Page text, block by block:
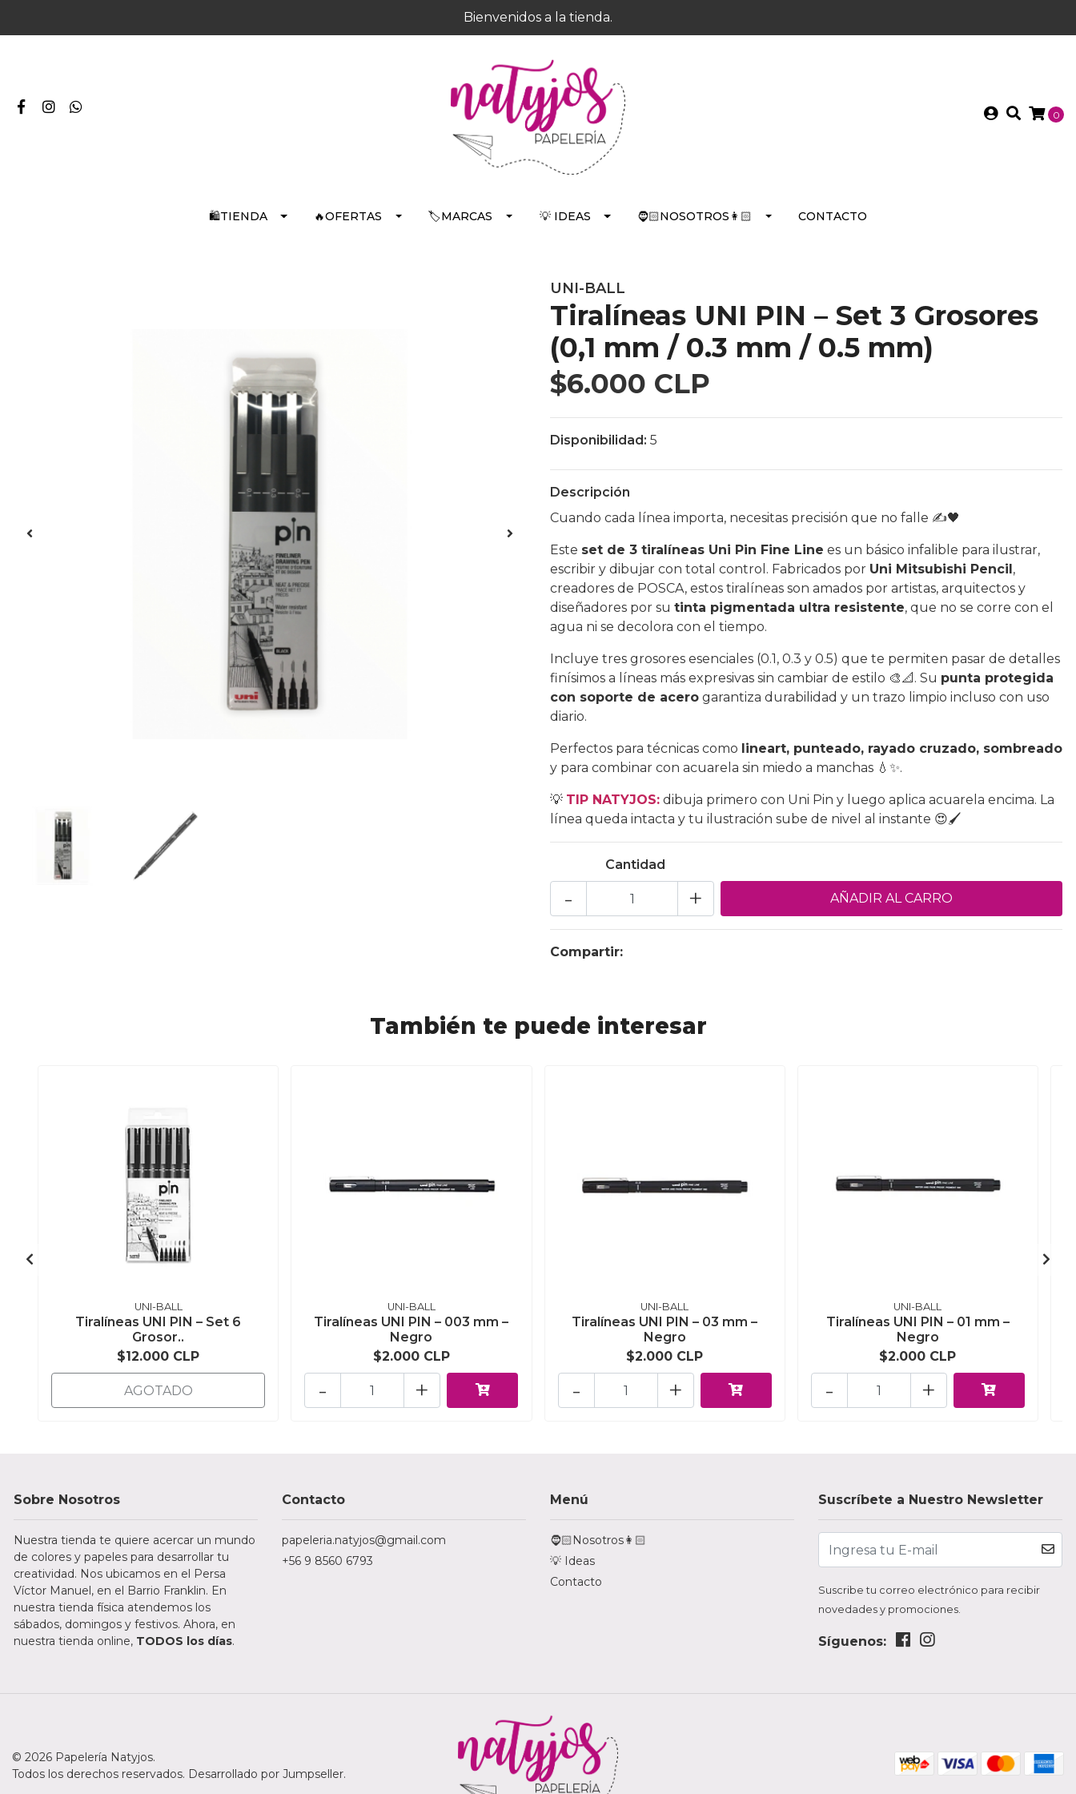
Bienvenidos a la tienda.
0
🛍️TIENDA 🔥OFERTAS 🏷️MARCAS 💡 IDEAS 🧔🏻NOSOTROS👩🏻 CONTACTO
UNI-BALL
Tiralíneas UNI PIN – Set 3 Grosores
(0,1 mm / 0.3 mm / 0.5 mm)
$6.000 CLP
Disponibilidad: 5
Descripción
Cuando cada línea importa, necesitas precisión que no falle ✍️🖤
Este set de 3 tiralíneas Uni Pin Fine Line es un básico infalible para ilustrar,
escribir y dibujar con total control. Fabricados por Uni Mitsubishi Pencil,
creadores de POSCA, estos tiralíneas son amados por artistas, arquitectos y
diseñadores por su tinta pigmentada ultra resistente, que no se corre con el
agua ni se decolora con el tiempo.
Incluye tres grosores esenciales (0.1, 0.3 y 0.5) que te permiten pasar de detalles
finísimos a líneas más expresivas sin cambiar de estilo 🎨📐. Su punta protegida
con soporte de acero garantiza durabilidad y un trazo limpio incluso con uso
diario.
Perfectos para técnicas como lineart, punteado, rayado cruzado, sombreado
y para combinar con acuarela sin miedo a manchas 💧✨.
💡 TIP NATYJOS: dibuja primero con Uni Pin y luego aplica acuarela encima. La
línea queda intacta y tu ilustración sube de nivel al instante 😍🖌️
Cantidad
+
-
Compartir:
También te puede interesar
UNI-BALL
Tiralíneas UNI PIN – Set 6
Grosor..
$12.000 CLP
AGOTADO
UNI-BALL
Tiralíneas UNI PIN – 003 mm –
Negro
$2.000 CLP
+
-
UNI-BALL
Tiralíneas UNI PIN – 03 mm –
Negro
$2.000 CLP
+
-
UNI-BALL
Tiralíneas UNI PIN – 01 mm –
Negro
$2.000 CLP
+
-
Sobre Nosotros
Nuestra tienda te quiere acercar un mundo
de colores y papeles para desarrollar tu
creatividad. Nos ubicamos en el Persa
Víctor Manuel, en el Barrio Franklin. En
nuestra tienda física atendemos los
sábados, domingos y festivos. Ahora, en
nuestra tienda online, TODOS los días.
Contacto
papeleria.natyjos@gmail.com
+56 9 8560 6793
Menú
🧔🏻Nosotros👩🏻
💡 Ideas
Contacto
Suscríbete a Nuestro Newsletter
Suscribe tu correo electrónico para recibir
novedades y promociones.
Síguenos:
© 2026 Papelería Natyjos.
Todos los derechos reservados. Desarrollado por Jumpseller.